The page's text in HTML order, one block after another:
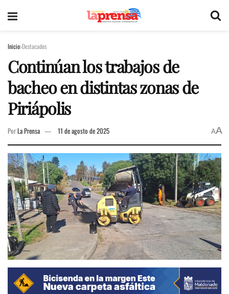
Inicio Destacados
Continúan los trabajos de
bacheo en distintas zonas de
Piriápolis
PorLa Prensa 11 de agosto de 2025 AA